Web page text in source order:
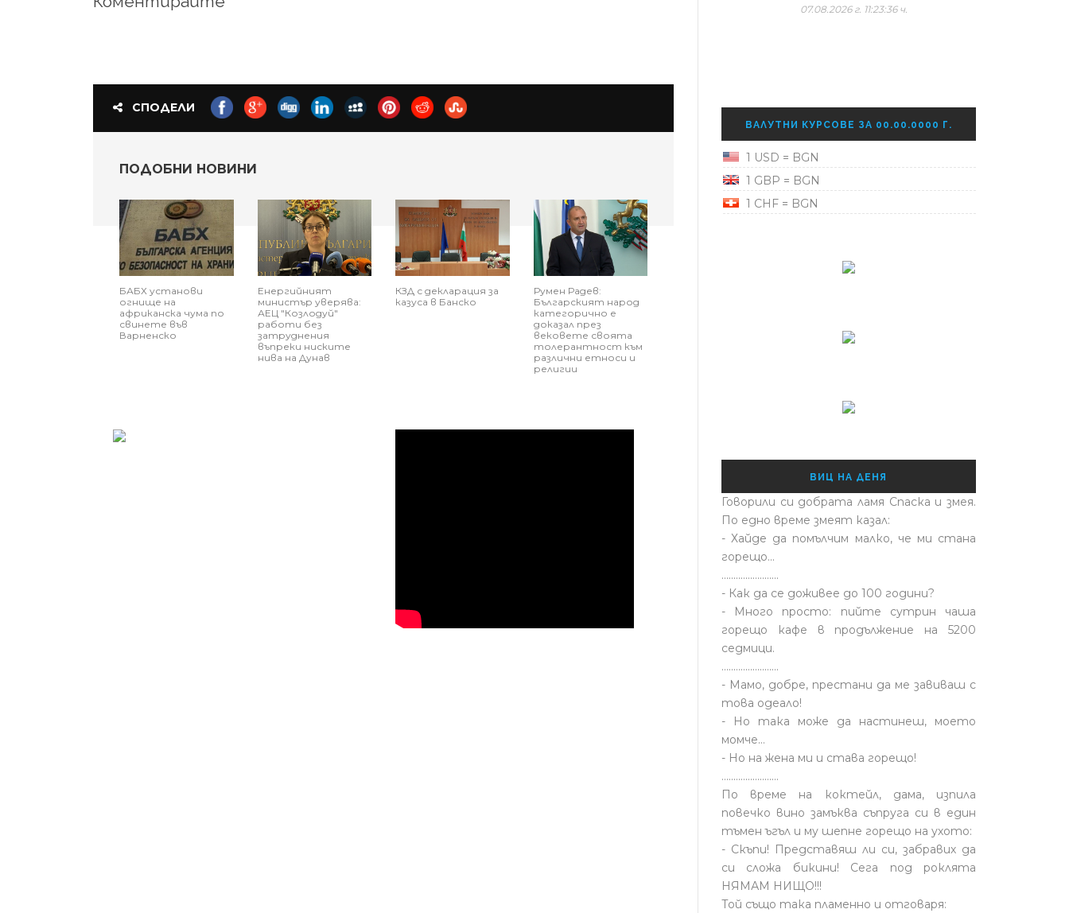
СПОДЕЛИ
ПОДОБНИ НОВИНИ
БАБХ установи
огнище на
африканска чума по
свинете във
Варненско
Енергийният
министър уверява:
АЕЦ "Козлодуй"
работи без
затруднения
въпреки ниските
нива на Дунав
КЗД с декларация за
казуса в Банско
Румен Радев:
Българският народ
категорично е
доказал през
вековете своята
толерантност към
различни етноси и
религии
07.08.2026 г. 11:23:36 ч.
ВАЛУТНИ КУРСОВЕ ЗА 00.00.0000 Г.
1 USD = BGN
1 GBP = BGN
1 CHF = BGN
ВИЦ НА ДЕНЯ
Говорили си добрата ламя Спаска и змея.
По едно време змеят казал:
- Хайде да помълчим малко, че ми стана
горещо...
........................
- Как да се доживее до 100 години?
- Много просто: пийте сутрин чаша
горещо кафе в продължение на 5200
седмици.
........................
- Мамо, добре, престани да ме завиваш с
това одеало!
- Но така може да настинеш, моето
момче…
- Но на жена ми и става горещо!
........................
По време на коктейл, дама, изпила
повечко вино замъква съпруга си в един
тъмен ъгъл и му шепне горещо на ухото:
- Скъпи! Представяш ли си, забравих да
си сложа бикини! Сега под роклята
НЯМАМ НИЩО!!!
Той също така пламенно и отговаря: